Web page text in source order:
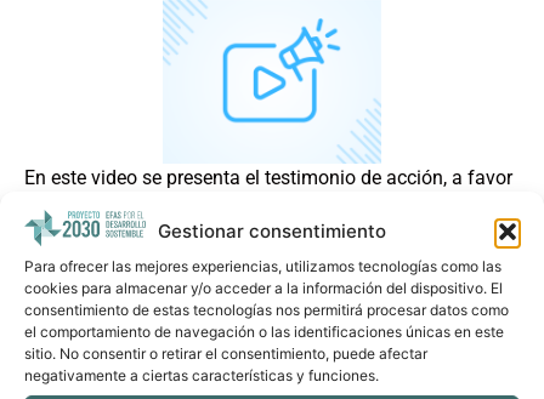
Gestionar consentimiento
Para ofrecer las mejores experiencias, utilizamos tecnologías como las
cookies para almacenar y/o acceder a la información del dispositivo. El
consentimiento de estas tecnologías nos permitirá procesar datos como
el comportamiento de navegación o las identificaciones únicas en este
sitio. No consentir o retirar el consentimiento, puede afectar
negativamente a ciertas características y funciones.
En este video se presenta el testimonio de acción, a favor
del ODS 12, de Álvaro Goicoechea, Director de Fairtrade
Ibérica, que nos cuenta qué es el comercio justo, qué es el
sello Fairtrade y cómo trabajan para garantizar una
producción y un consumo responsable.
Ver recurso enlazado
Compartir por email